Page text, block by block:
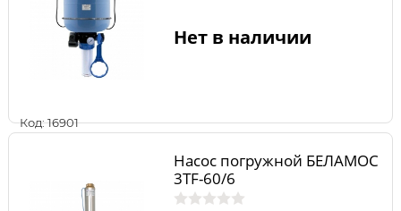
Код: 16901
Нет в наличии
Насос погружной БЕЛАМОС
3TF-60/6